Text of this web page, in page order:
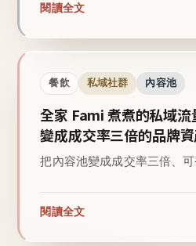
閱讀全文
餐飲 私域社群 內容池
全家 Fami 煮煮的私域
變成成交率三倍的品牌
把內容池變成成交率三倍、可
閱讀全文